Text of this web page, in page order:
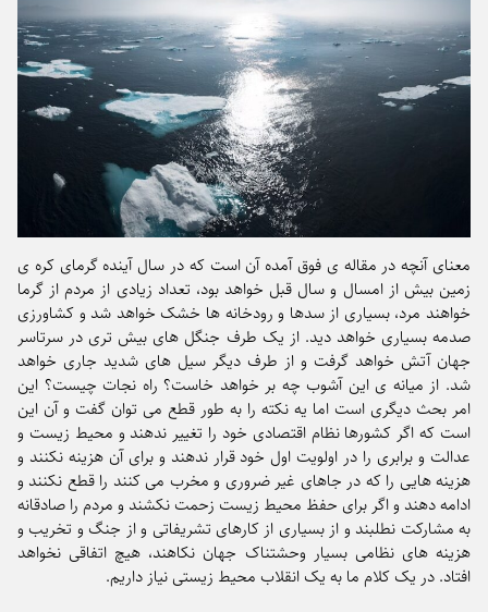
معنای آنچه در مقاله ی فوق آمده آن است که در سال آینده گرمای کره ی
زمین بیش از امسال و سال قبل خواهد بود، تعداد زیادی از مردم از گرما
خواهند مرد، بسیاری از سدها و رودخانه ها خشک خواهد شد و کشاورزی
صدمه بسیاری خواهد دید. از یک طرف جنگل های بیش تری در سرتاسر
جهان آتش خواهد گرفت و از طرف دیگر سیل های شدید جاری خواهد
شد. از میانه ی این آشوب چه بر خواهد خاست؟ راه نجات چیست؟ این
امر بحث دیگری است اما یه نکته را به طور قطع می توان گفت و آن این
است که اگر کشورها نظام اقتصادی خود را تغییر ندهند و محیط زیست و
عدالت و برابری را در اولویت اول خود قرار ندهند و برای آن هزینه نکنند و
هزینه هایی را که در جاهای غیر ضروری و مخرب می کنند را قطع نکنند و
ادامه دهند و اگر برای حفظ محیط زیست زحمت نکشند و مردم را صادقانه
به مشارکت نطلبند و از بسیاری از کارهای تشریفاتی و از جنگ و تخریب و
هزینه های نظامی بسیار وحشتناک جهان نکاهند، هیچ اتفاقی نخواهد
افتاد. در یک کلام ما به یک انقلاب محیط زیستی نیاز داریم.